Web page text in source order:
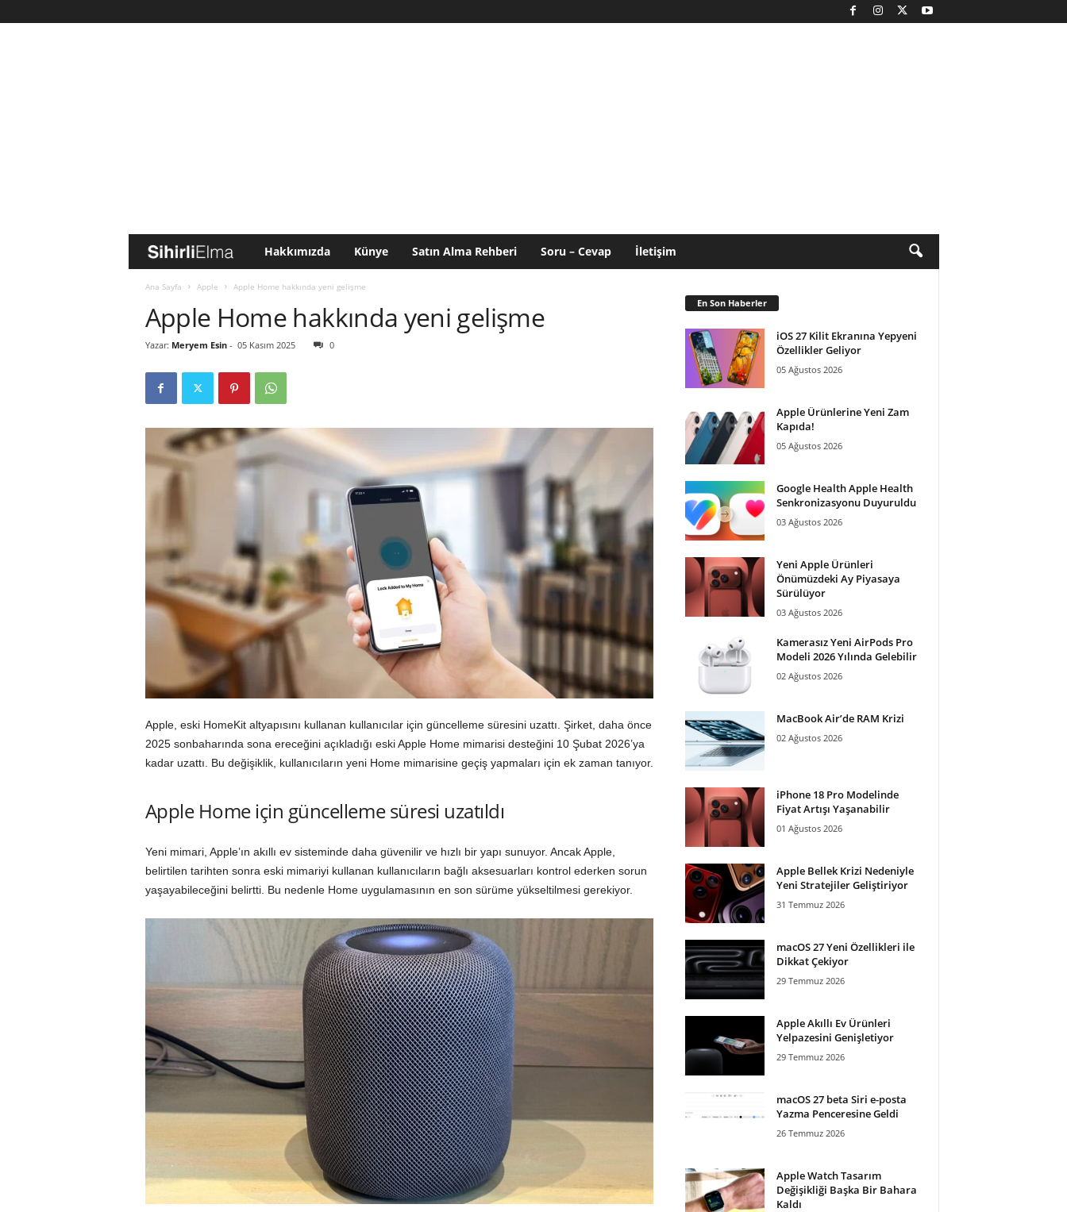
i
h
l
i
m
a
Hakkımızda Künye Satın Alma Rehberi Soru – Cevap İletişim
Ana Sayfa Apple Apple Home hakkında yeni gelişme
Apple Home hakkında yeni gelişme
Yazar: Meryem Esin- 05 Kasım 2025 0
Apple, eski HomeKit altyapısını kullanan kullanıcılar için güncelleme süresini uzattı. Şirket, daha önce
2025 sonbaharında sona ereceğini açıkladığı eski Apple Home mimarisi desteğini 10 Şubat 2026’ya
kadar uzattı. Bu değişiklik, kullanıcıların yeni Home mimarisine geçiş yapmaları için ek zaman tanıyor.
Apple Home için güncelleme süresi uzatıldı
Yeni mimari, Apple’ın akıllı ev sisteminde daha güvenilir ve hızlı bir yapı sunuyor. Ancak Apple,
belirtilen tarihten sonra eski mimariyi kullanan kullanıcıların bağlı aksesuarları kontrol ederken sorun
yaşayabileceğini belirtti. Bu nedenle Home uygulamasının en son sürüme yükseltilmesi gerekiyor.
En Son Haberler
iOS 27 Kilit Ekranına Yepyeni
Özellikler Geliyor
05 Ağustos 2026
Apple Ürünlerine Yeni Zam
Kapıda!
05 Ağustos 2026
Google Health Apple Health
Senkronizasyonu Duyuruldu
03 Ağustos 2026
Yeni Apple Ürünleri
Önümüzdeki Ay Piyasaya
Sürülüyor
03 Ağustos 2026
Kamerasız Yeni AirPods Pro
Modeli 2026 Yılında Gelebilir
02 Ağustos 2026
MacBook Air’de RAM Krizi
02 Ağustos 2026
iPhone 18 Pro Modelinde
Fiyat Artışı Yaşanabilir
01 Ağustos 2026
Apple Bellek Krizi Nedeniyle
Yeni Stratejiler Geliştiriyor
31 Temmuz 2026
macOS 27 Yeni Özellikleri ile
Dikkat Çekiyor
29 Temmuz 2026
Apple Akıllı Ev Ürünleri
Yelpazesini Genişletiyor
29 Temmuz 2026
macOS 27 beta Siri e-posta
Yazma Penceresine Geldi
26 Temmuz 2026
Apple Watch Tasarım
Değişikliği Başka Bir Bahara
Kaldı